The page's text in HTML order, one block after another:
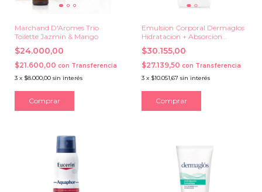
Marchand D'Aromes Trio
Toilette Jazmín & Mango
$24.000,00
$21.600,00 con Transferencia
3 x $8.000,00 sin interés
Emulsion Corporal Dermaglos
Hidratacion + Absorcion
Inmediata x 300 grs.
$30.155,00
$27.139,50 con Transferencia
3 x $10.051,67 sin interés